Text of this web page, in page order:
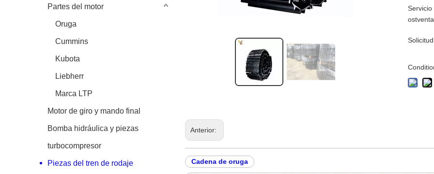
Partes del motor
Oruga
Cummins
Kubota
Liebherr
Marca LTP
Motor de giro y mando final
Bomba hidráulica y piezas
turbocompresor
Piezas del tren de rodaje
Servicio
Anterior:
Cadena de oruga